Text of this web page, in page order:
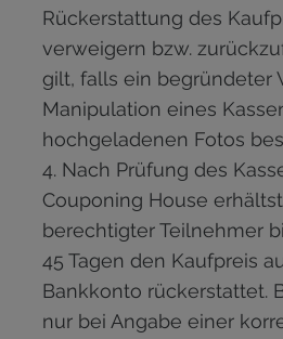
Rückerstattung des
verweigern bzw.
gilt, falls ein begründeter
Manipulation eines
hochgeladenen Fotos
Nach Prüfung des
Couponing House
berechtigter Teilnehmer
45 Tagen den Kaufpreis
Bankkonto rückerstattet.
nur bei Angabe einer